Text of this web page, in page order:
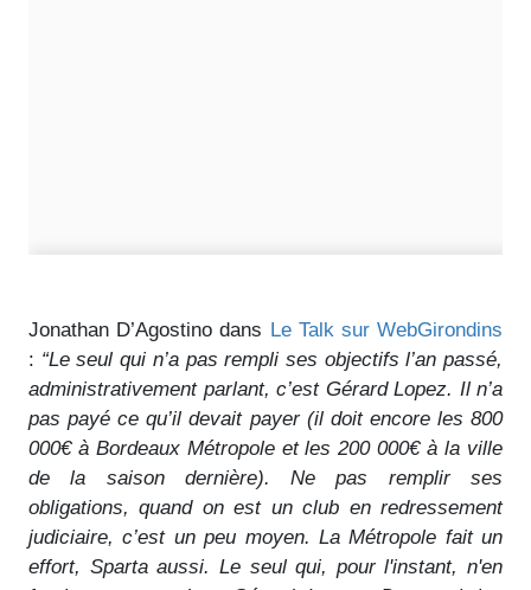
Jonathan D’Agostino dans Le Talk sur WebGirondins
: “Le seul qui n’a pas rempli ses objectifs l’an passé,
administrativement parlant, c’est Gérard Lopez. Il n’a
pas payé ce qu’il devait payer (il doit encore les 800
000€ à Bordeaux Métropole et les 200 000€ à la ville
de la saison dernière). Ne pas remplir ses
obligations, quand on est un club en redressement
judiciaire, c’est un peu moyen. La Métropole fait un
effort, Sparta aussi. Le seul qui, pour l'instant, n'en